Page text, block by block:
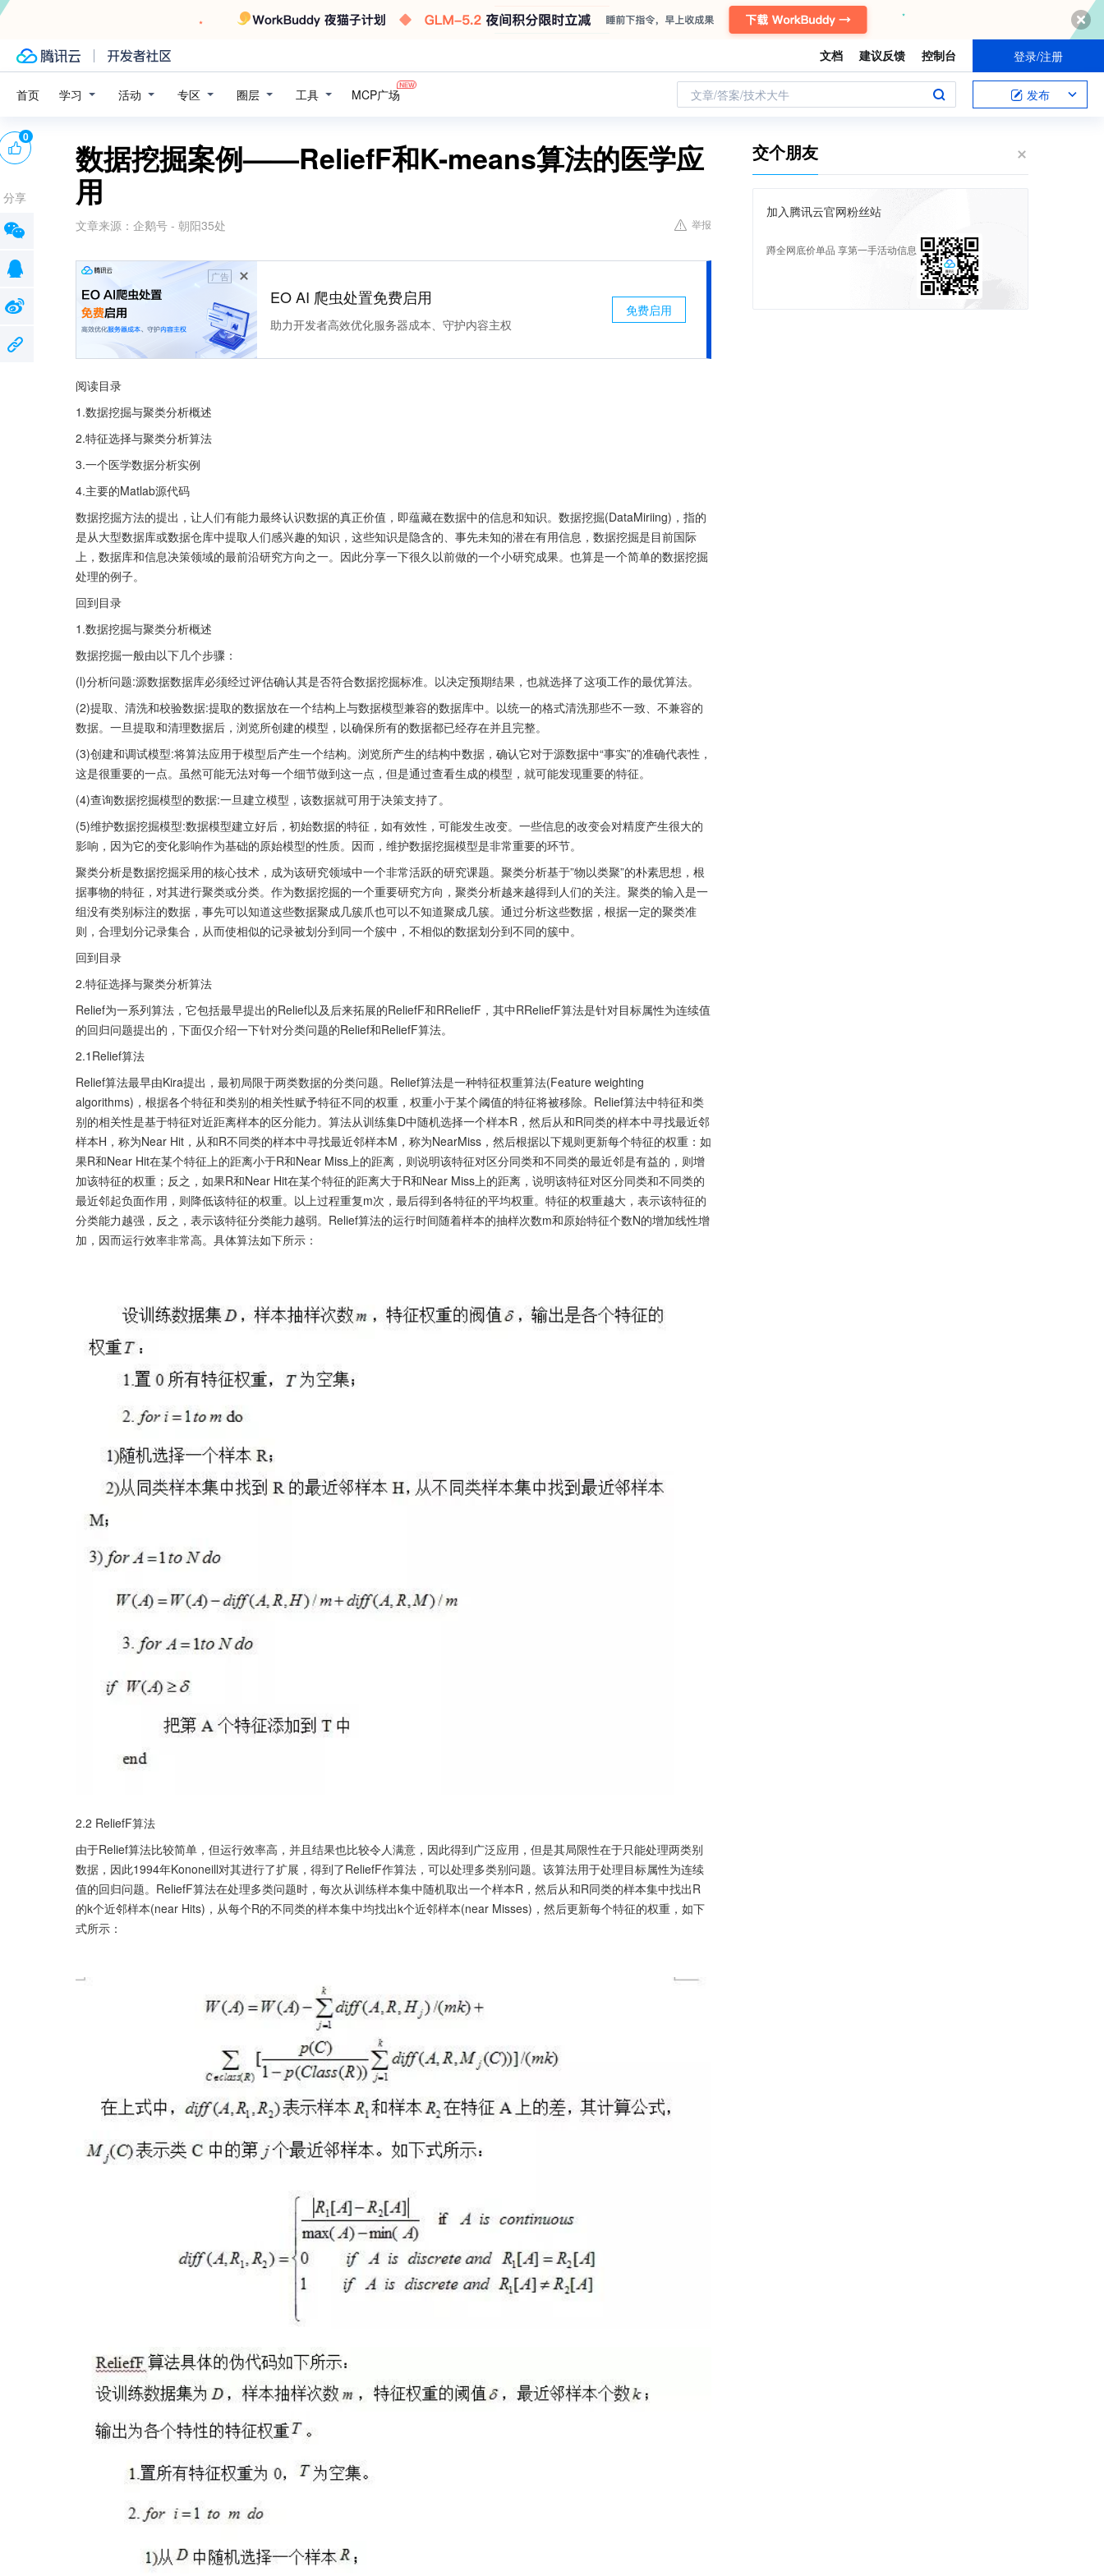
文档 建议反馈 控制台 登录/注册
首页 学习 活动 专区 圈层 工具 MCP广场 文章/答案/技术大牛 发布
数据挖掘案例——ReliefF和K-means算法的医学应
用
文章来源： 企鹅号 - 朝阳35处 举报
广告
EO AI 爬虫处置免费启用
助力开发者高效优化服务器成本、守护内容主权
免费启用
阅读目录
1.数据挖掘与聚类分析概述
2.特征选择与聚类分析算法
3.一个医学数据分析实例
4.主要的Matlab源代码
数据挖掘方法的提出，让人们有能力最终认识数据的真正价值，即蕴藏在数据中的信息和知识。数据挖掘(DataMiriing)，指的
是从大型数据库或数据仓库中提取人们感兴趣的知识，这些知识是隐含的、事先未知的潜在有用信息，数据挖掘是目前国际
上，数据库和信息决策领域的最前沿研究方向之一。因此分享一下很久以前做的一个小研究成果。也算是一个简单的数据挖掘
处理的例子。
回到目录
1.数据挖掘与聚类分析概述
数据挖掘一般由以下几个步骤：
(l)分析问题:源数据数据库必须经过评估确认其是否符合数据挖掘标准。以决定预期结果，也就选择了这项工作的最优算法。
(2)提取、清洗和校验数据:提取的数据放在一个结构上与数据模型兼容的数据库中。以统一的格式清洗那些不一致、不兼容的
数据。一旦提取和清理数据后，浏览所创建的模型，以确保所有的数据都已经存在并且完整。
(3)创建和调试模型:将算法应用于模型后产生一个结构。浏览所产生的结构中数据，确认它对于源数据中“事实”的准确代表性，
这是很重要的一点。虽然可能无法对每一个细节做到这一点，但是通过查看生成的模型，就可能发现重要的特征。
(4)查询数据挖掘模型的数据:一旦建立模型，该数据就可用于决策支持了。
(5)维护数据挖掘模型:数据模型建立好后，初始数据的特征，如有效性，可能发生改变。一些信息的改变会对精度产生很大的
影响，因为它的变化影响作为基础的原始模型的性质。因而，维护数据挖掘模型是非常重要的环节。
聚类分析是数据挖掘采用的核心技术，成为该研究领域中一个非常活跃的研究课题。聚类分析基于”物以类聚”的朴素思想，根
据事物的特征，对其进行聚类或分类。作为数据挖掘的一个重要研究方向，聚类分析越来越得到人们的关注。聚类的输入是一
组没有类别标注的数据，事先可以知道这些数据聚成几簇爪也可以不知道聚成几簇。通过分析这些数据，根据一定的聚类准
则，合理划分记录集合，从而使相似的记录被划分到同一个簇中，不相似的数据划分到不同的簇中。
回到目录
2.特征选择与聚类分析算法
Relief为一系列算法，它包括最早提出的Relief以及后来拓展的ReliefF和RReliefF，其中RReliefF算法是针对目标属性为连续值
的回归问题提出的，下面仅介绍一下针对分类问题的Relief和ReliefF算法。
2.1Relief算法
Relief算法最早由Kira提出，最初局限于两类数据的分类问题。Relief算法是一种特征权重算法(Feature weighting
algorithms)，根据各个特征和类别的相关性赋予特征不同的权重，权重小于某个阈值的特征将被移除。Relief算法中特征和类
别的相关性是基于特征对近距离样本的区分能力。算法从训练集D中随机选择一个样本R，然后从和R同类的样本中寻找最近邻
样本H，称为Near Hit，从和R不同类的样本中寻找最近邻样本M，称为NearMiss，然后根据以下规则更新每个特征的权重：如
果R和Near Hit在某个特征上的距离小于R和Near Miss上的距离，则说明该特征对区分同类和不同类的最近邻是有益的，则增
加该特征的权重；反之，如果R和Near Hit在某个特征的距离大于R和Near Miss上的距离，说明该特征对区分同类和不同类的
最近邻起负面作用，则降低该特征的权重。以上过程重复m次，最后得到各特征的平均权重。特征的权重越大，表示该特征的
分类能力越强，反之，表示该特征分类能力越弱。Relief算法的运行时间随着样本的抽样次数m和原始特征个数N的增加线性增
加，因而运行效率非常高。具体算法如下所示：
2.2 ReliefF算法
由于Relief算法比较简单，但运行效率高，并且结果也比较令人满意，因此得到广泛应用，但是其局限性在于只能处理两类别
数据，因此1994年Kononeill对其进行了扩展，得到了ReliefF作算法，可以处理多类别问题。该算法用于处理目标属性为连续
值的回归问题。ReliefF算法在处理多类问题时，每次从训练样本集中随机取出一个样本R，然后从和R同类的样本集中找出R
的k个近邻样本(near Hits)，从每个R的不同类的样本集中均找出k个近邻样本(near Misses)，然后更新每个特征的权重，如下
式所示：
0
分享
交个朋友
加入腾讯云官网粉丝站
蹲全网底价单品 享第一手活动信息